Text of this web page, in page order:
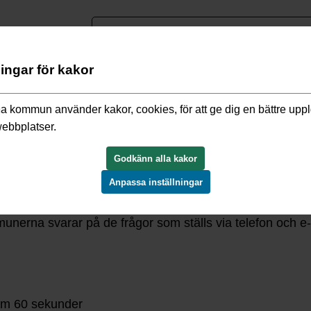
/Service för oss/Resultat servicemätning 2019
servicemätning via telefon och e-post. Syftet med
svarar på de frågor som ställs via telefon och
60 sekunder
för kakor
kommun använder kakor, cookies, för att ge dig en bättre
Godkänn alla kakor
Anpassa inställningar